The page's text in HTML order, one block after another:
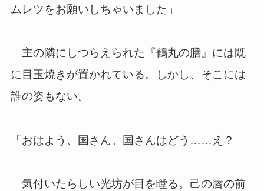
ムレツをお願いしちゃいました」
主の隣にしつらえられた『鶴丸の膳』には既
に目玉焼きが置かれている。しかし、そこには
誰の姿もない。
「おはよう、国さん。国さんはどう……え？」
気付いたらしい光坊が目を瞠る。己の唇の前